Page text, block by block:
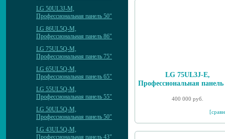
LG 50UL3J-M,
Профессиональная панель 50"
LG 86UL5Q-M,
Профессиональная панель 86"
LG 75UL5Q-M,
Профессиональная панель 75"
LG 65UL5Q-M,
Профессиональная панель 65"
LG 55UL5Q-M,
Профессиональная панель 55"
LG 50UL5Q-M,
Профессиональная панель 50"
LG 43UL5Q-M,
Профессиональная панель 43"
LG 75UL3J-E,
Профессиональная
400 000 руб.